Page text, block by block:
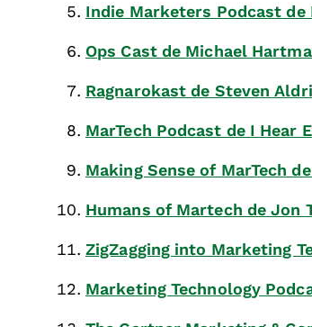
Indie Marketers Podcast de
Ops Cast de Michael
Ragnarokast de Steven
MarTech Podcast de I Hear
Making Sense of MarTech
Humans of Martech de Jon
ZigZagging into Marketing
Marketing Technology